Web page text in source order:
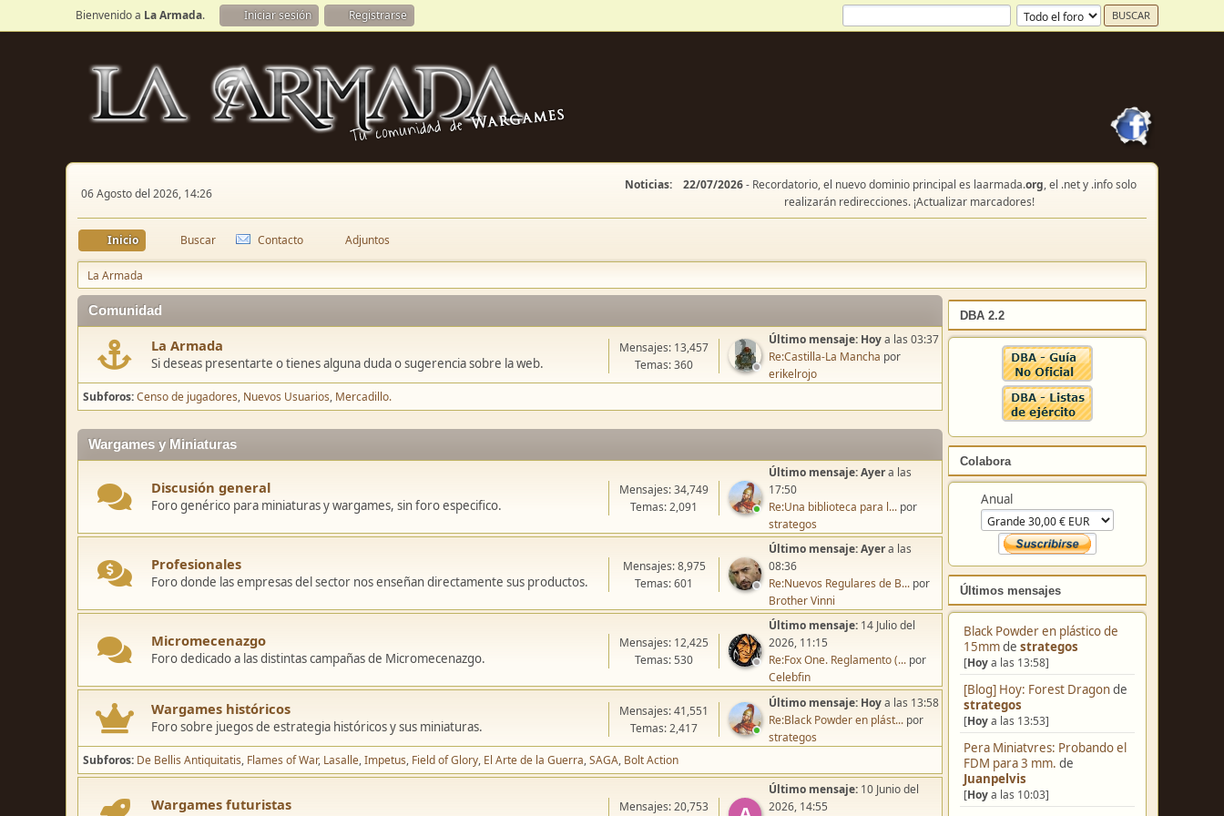
Bienvenido a La Armada. Iniciar sesión Registrarse
06 Agosto del 2026, 14:26
Noticias: 22/07/2026- Recordatorio, el nuevo dominio principal es laarmada.org, el .net y .info solo
realizarán redirecciones. ¡Actualizar marcadores!
Inicio Buscar Contacto Adjuntos
La Armada
DBA 2.2
Colabora
Anual
Últimos mensajes
Black Powder en plástico de
15mmde strategos
[Hoya las 13:58]
[Blog] Hoy: Forest Dragonde
strategos
[Hoya las 13:53]
Pera Miniatvres: Probando el
FDM para 3 mm. de
Juanpelvis
[Hoya las 10:03]
Comunidad
La Armada
Si deseas presentarte o tienes alguna duda o sugerencia sobre la web.
Mensajes: 13,457
Temas: 360
Último mensaje: Hoya las 03:37
Re:Castilla-La Mancha por
erikelrojo
Subforos Censo de jugadores Nuevos Usuarios Mercadillo.
Wargames y Miniaturas
Discusión general
Foro genérico para miniaturas y wargames, sin foro especifico.
Mensajes: 34,749
Temas: 2,091
Último mensaje:Ayera las
17:50
Re:Una biblioteca para l... por
strategos
Profesionales
Foro donde las empresas del sector nos enseñan directamente sus productos.
Mensajes: 8,975
Temas: 601
Último mensaje:Ayera las
08:36
Re:Nuevos Regulares de B... por
Brother Vinni
Micromecenazgo
Foro dedicado a las distintas campañas de Micromecenazgo.
Mensajes: 12,425
Temas: 530
Último mensaje: 14 Julio del
2026, 11:15
Re:Fox One. Reglamento (... por
Celebfin
Wargames históricos
Foro sobre juegos de estrategia históricos y sus miniaturas.
Mensajes: 41,551
Temas: 2,417
Último mensaje: Hoya las 13:58
Re:Black Powder en plást... por
strategos
Subforos De Bellis Antiquitatis Flames of War Lasalle Impetus Field of Glory El Arte de la Guerra SAGA Bolt Action
Wargames futuristas Mensajes: 20,753
Último mensaje: 10 Junio del
2026, 14:55